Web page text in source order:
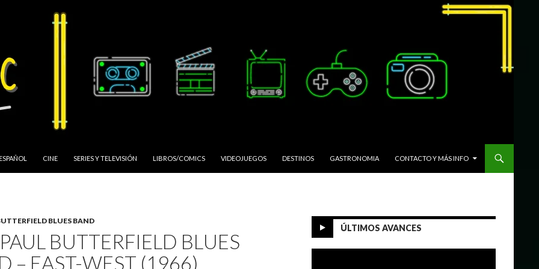
CINE SERIES Y TELEVISIÓN LIBROS/COMICS VIDEOJUEGOS DESTINOS GASTRONOMIA CONTACTO Y MÁS INFO
BLUES BAND
BUTTERFIELD BLUES
– EAST-WEST (1966)
ÚLTIMOS AVANCES